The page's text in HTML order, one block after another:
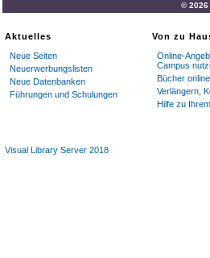
©
Aktuelles
Neue Seiten
Neuerwerbungslisten
Neue Datenbanken
Führungen und Schulungen
Von zu
Online-
Campus
Bücher
Verlängern,
Hilfe zu
Visual Library Server 2018